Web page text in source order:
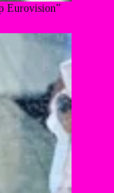
Eurovision”